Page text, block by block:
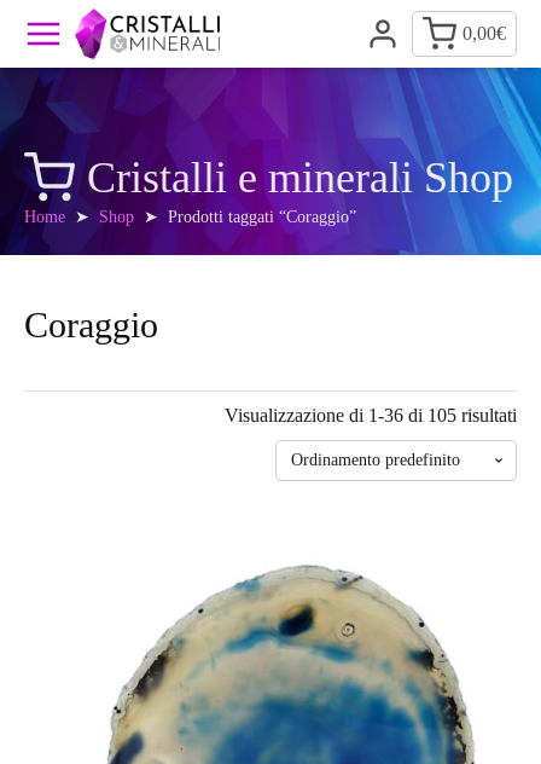
0,00€
Cristalli e minerali Shop
Home ➤ Shop ➤ Prodotti taggati “Coraggio”
Coraggio
Visualizzazione di 1-36 di 105 risultati